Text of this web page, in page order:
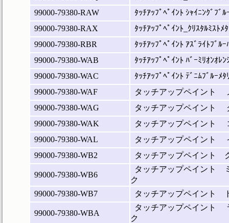
99000-79380-RAW
ﾀｯﾁｱｯﾌﾟﾍﾟｲﾝﾄ ｼｬｲﾆﾝｸﾞﾌﾞﾙ
99000-79380-RAX
ﾀｯﾁｱｯﾌﾟﾍﾟｲﾝﾄ_ｸﾘｽﾀﾙﾐｽﾄﾒ
99000-79380-RBR
ﾀｯﾁｱｯﾌﾟﾍﾟｲﾝﾄ ｱｽﾞﾗｲﾄﾌﾞﾙｰ
99000-79380-WAB
ﾀｯﾁｱｯﾌﾟﾍﾟｲﾝﾄ ﾊﾞｰﾐﾘｵﾝｵﾚﾝ
99000-79380-WAC
ﾀｯﾁｱｯﾌﾟﾍﾟｲﾝﾄ ﾃﾞﾆﾑﾌﾞﾙｰﾒﾀ
99000-79380-WAF
タッチアップペイント
99000-79380-WAG
タッチアップペイント
99000-79380-WAK
タッチアップペイント
99000-79380-WAL
タッチアップペイント
99000-79380-WB2
タッチアップペイント
99000-79380-WB6
タッチアップペイント
ク
99000-79380-WB7
タッチアップペイント
99000-79380-WBA
タッチアップペイント
ク